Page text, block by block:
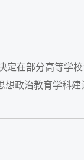
定在部分高等学
想政治教育学科建